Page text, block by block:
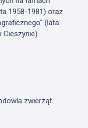
1958-1981) oraz
(lata
Cieszynie)
zwierząt